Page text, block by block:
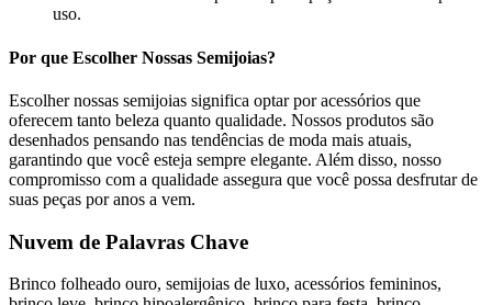
uso.
Por que Escolher Nossas Semijoias?
Escolher nossas semijoias significa optar por acessórios que
oferecem tanto beleza quanto qualidade. Nossos produtos são
desenhados pensando nas tendências de moda mais atuais,
garantindo que você esteja sempre elegante. Além disso, nosso
compromisso com a qualidade assegura que você possa desfrutar de
suas peças por anos a vem.
Nuvem de Palavras Chave
Brinco folheado ouro, semijoias de luxo, acessórios femininos,